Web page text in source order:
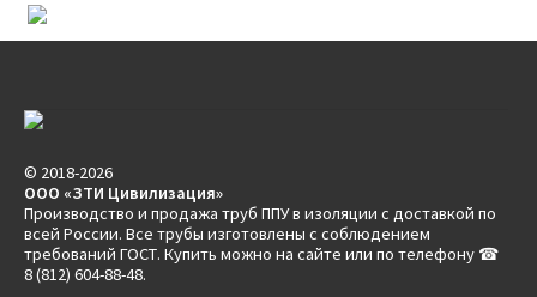
© 2018-2026
ООО «ЗТИ Цивилизация»
Производство и продажа труб ППУ в изоляции с доставкой по
всей России. Все трубы изготовлены с соблюдением
требований ГОСТ. Купить можно на сайте или по телефону ☎
8 (812) 604-88-48.